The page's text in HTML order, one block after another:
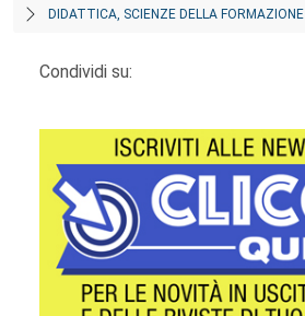
DIDATTICA, SCIENZE DELLA FORMAZIONE
Condividi su: